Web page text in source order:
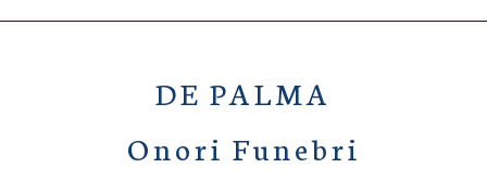
DE PALMA
Onori Funebri